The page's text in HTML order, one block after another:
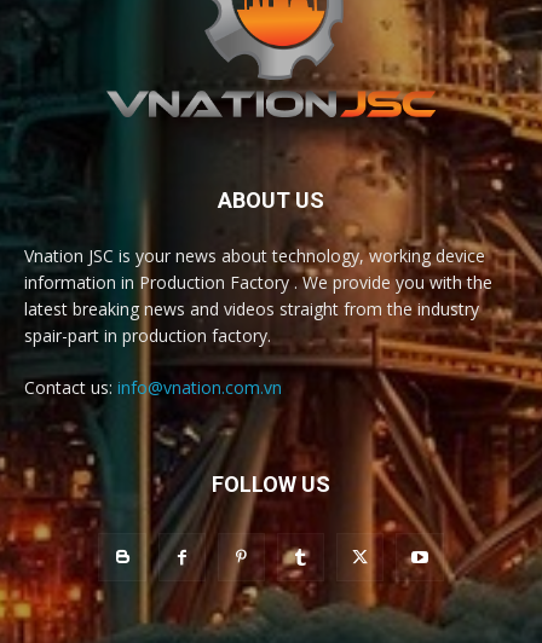
ABOUT US
Vnation JSC is your news about technology, working device
information in Production Factory . We provide you with the
latest breaking news and videos straight from the industry
spair-part in production factory.
Contact us: info@vnation.com.vn
FOLLOW US